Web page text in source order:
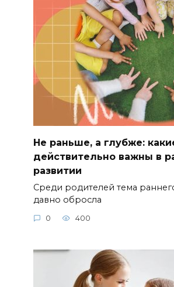
Не раньше, а глубже:
действительно важны в
развитии
Среди родителей тема
давно обросла
0 400